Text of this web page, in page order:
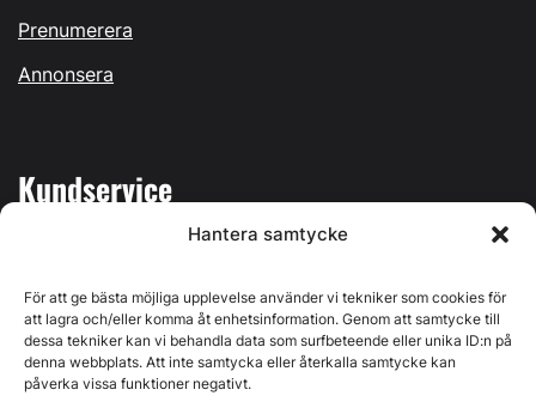
Hantera samtycke
För att ge bästa möjliga upplevelse använder vi tekniker som cookies för
att lagra och/eller komma åt enhetsinformation. Genom att samtycke till
dessa tekniker kan vi behandla data som surfbeteende eller unika ID:n på
denna webbplats. Att inte samtycka eller återkalla samtycke kan
påverka vissa funktioner negativt.
Prenumerera
Annonsera
Kundservice
Kontakta oss